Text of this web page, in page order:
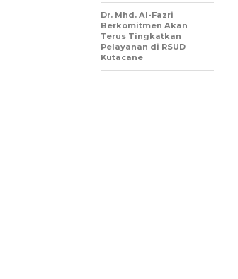
Dr. Mhd. Al-Fazri
Berkomitmen Akan
Terus Tingkatkan
Pelayanan di RSUD
Kutacane